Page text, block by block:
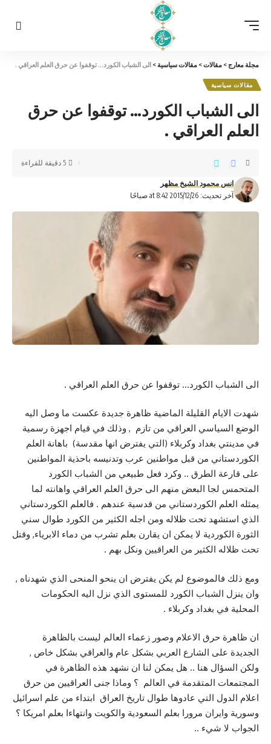
مجلة معارج> مقالات> مقالات سياسية> الى الشباب الكورد… توقفوا عن حرق العلم العراقي .
مقالات سياسية
الى الشباب الكورد… توقفوا عن حرق
العلم العراقي .
آخر تحديث: 2015/12/26 at 8:42 صباحًا
انس محمود الشيخ مظهر
5 دقيقة للقراءة
الى الشباب الكورد… توقفوا عن حرق العلم العراقي .
شهدت الايام القليلة الماضية ظاهرة جديدة عكست ما وصل اليه
الوضع السياسي العراقي من تازم , وذلك في قيام اجهزة رسمية
في مدينتي بغداد وكربلاء (التي يفترض انها مقدسة) باهانة العلم
الكوردستاني من قبل مواطنين عرب وتدنيسه باحذية المواطنين
على قارعة الطرق .. وكرد فعل طبيعي من الشباب الكورد
المتحمس لجا البعض منهم الى حرق العلم العراقي واهانته لما
يمثله العلم الكوردستاني من قدسية عندهم . فالعلم الكوردستاني
الذي استشهد تحت ظلاله ومن اجله الكثير من الكورد طوال سني
الثورة الكوردية لا يمكن ان يقارن بعلم تشرب من دماء الابرياء, وقتل
تحت ظلاله الكثير من العراقيين ونكل بهم .
ومع ذلك فالموضوع لم يكن يفترض ان ينحو المنحى الذي شهدناه ,
وان ينزل الشباب الكورد للمستوى الذي نزل اليه الحكومات
المحلية في بغداد وكربلاء .
ان ظاهرة حرق الاعلام وصور زعماء العالم ليست بالظاهرة
الجديدة على الشارع العربي بشكل عام والعراقي بشكل خاص ,
ولكن السؤال هنا .. هل يمكن لنا ان نشهد هذه الظاهرة في
المجتمعات المتقدمة في العالم ؟ وماذا جنى العراقيين من حرق
اعلام الدول التي عادوها طوال تاريخ العراق ابتداء من علم اسرائيل
وسورية وايران مرورا بعلم السعودية والكويت وانتهاءا بعلم امريكا ؟
الجواب لا شيء ..